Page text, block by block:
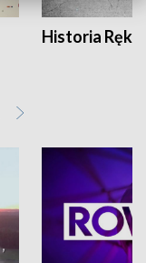
Historia Ręką